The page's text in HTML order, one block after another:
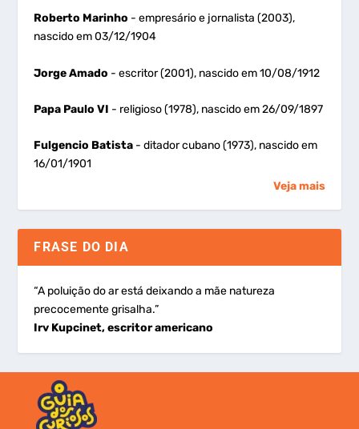
Roberto Marinho - empresário e jornalista (2003),
nascido em 03/12/1904
Jorge Amado - escritor (2001), nascido em 10/08/1912
Papa Paulo VI - religioso (1978), nascido em 26/09/1897
Fulgencio Batista - ditador cubano (1973), nascido em
16/01/1901
Veja mais
FRASE DO DIA
“A poluição do ar está deixando a mãe natureza
precocemente grisalha.”
Irv Kupcinet, escritor americano